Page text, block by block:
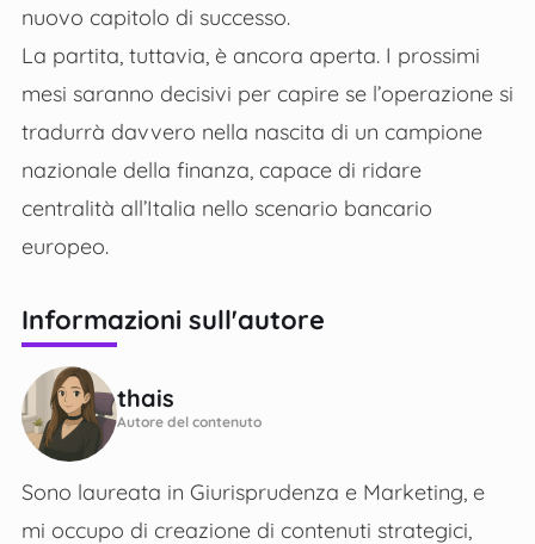
nuovo capitolo di successo.
La partita, tuttavia, è ancora aperta. I prossimi
mesi saranno decisivi per capire se l’operazione si
tradurrà davvero nella nascita di un campione
nazionale della finanza, capace di ridare
centralità all’Italia nello scenario bancario
europeo.
Informazioni sull'autore
thais
Autore del contenuto
Sono laureata in Giurisprudenza e Marketing, e
mi occupo di creazione di contenuti strategici,